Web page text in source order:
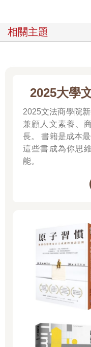
相關主題
2025大學
2025文法商學院
兼顧人文素養、
長。 書籍是成本
這些書成為你思
能。